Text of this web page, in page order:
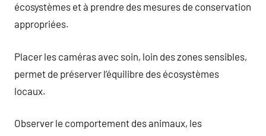
écosystèmes et à prendre des mesures de conservation
appropriées.
Placer les caméras avec soin, loin des zones sensibles,
permet de préserver l’équilibre des écosystèmes
locaux.
Observer le comportement des animaux, les